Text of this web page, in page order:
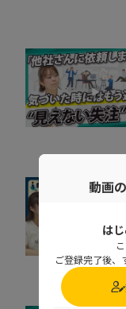
動画
は
ご登録完了後、